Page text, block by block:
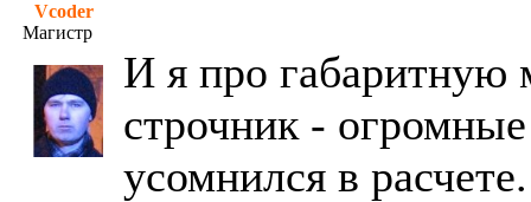
Vcoder
Магистр
И я про габаритную
строчник -
усомнился в